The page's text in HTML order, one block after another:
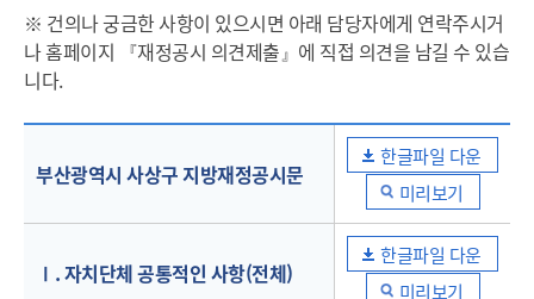
※ 건의나 궁금한 사항이 있으시면 아래 담당자에게 연락주시거
나 홈페이지 『재정공시 의견제출』에 직접 의견을 남길 수 있습
니다.
부산광역시 사상구 지방재정공시문
한글파일 다운
미리보기
Ⅰ. 자치단체 공통적인 사항(전체)
한글파일 다운
미리보기